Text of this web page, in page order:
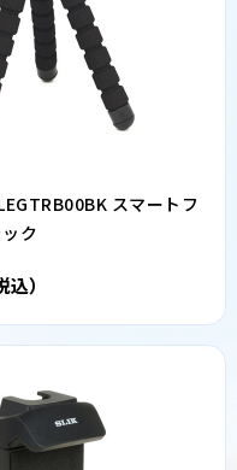
スマートフ
ク
込）